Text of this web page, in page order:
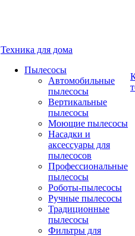
Техника для дома
Пылесосы
Автомобильные
пылесосы
Вертикальные
пылесосы
Моющие пылесосы
Насадки и
аксессуары для
пылесосов
Профессиональные
пылесосы
Роботы-пылесосы
Ручные пылесосы
Традиционные
пылесосы
Фильтры для